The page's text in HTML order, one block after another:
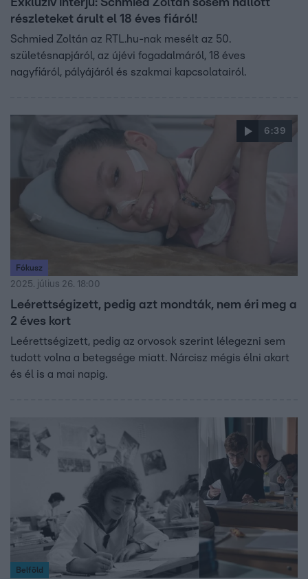
Exkluzív interjú: Schmied Zoltán sosem hallott
részleteket árult el 18 éves fiáról!
Schmied Zoltán az RTL.hu-nak mesélt az 50.
születésnapjáról, az újévi fogadalmáról, 18 éves
nagyfiáról, pályájáról és szakmai kapcsolatairól.
6:39
Fókusz
2025. július 26. 18:00
Leérettségizett, pedig azt mondták, nem éri meg a
2 éves kort
Leérettségizett, pedig az orvosok szerint lélegezni sem
tudott volna a betegsége miatt. Nárcisz mégis élni akart
és él is a mai napig.
Belföld